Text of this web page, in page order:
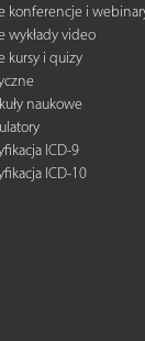
konferencje i
wykłady video
kursy i quizy
naukowe
ICD-9
ICD-10